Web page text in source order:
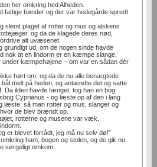
her omkring hed Alheden.
fattige bønder og der var hedegårde spredt
slemt plaget af rotter og mus og alskens
og da de klagede deres nød,
alt uvæsenet.
grundigt ud, om de nogen sinde havde
nok at en lindorm er en kæmpe slange,
kæmpehøjene – om var en sådan dèr
hørt om, og da de nu alle benægtede
midt på heden, og antændte det og satte
Da ilden havde fænget, tog han en bog
Cyprianus - og læste op af den i lang
læste, så man rotter og mus, slanger og
de blev brændt op.
rotterne og musene var væk.
er blevet forrådt, jeg må nu selv dø!”
ham, bogen og stolen, og de gik nu
sørgeligt omkom.